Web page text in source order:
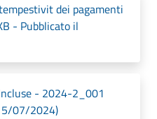
dei pagamenti
- Pubblicato il
- 2024-2_001
07/2024)